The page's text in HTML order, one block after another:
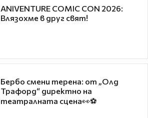
ANIVENTURE COMIC CON 2026:
Влязохме в друг свят!
Бербо смени терена: от „Олд
Трафорд“ директно на
театралната сцена👀⚽